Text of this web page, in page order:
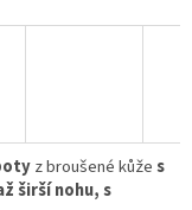
z broušené kůžes
širší nohu, s